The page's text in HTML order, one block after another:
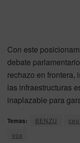
Con este
debate
rechazo en frontera,
las infraestructuras
inaplazable para
Temas: BENZU
vox